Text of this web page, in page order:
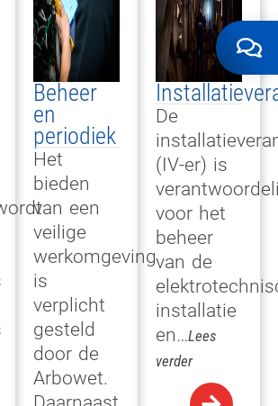
Beheer
en
periodiek
Het
bieden
van een
veilige
werkomgeving
is
verplicht
gesteld
door de
Arbowet.
De
(IV-er) is
voor het
beheer
van de
installatie
en…Lees
verder